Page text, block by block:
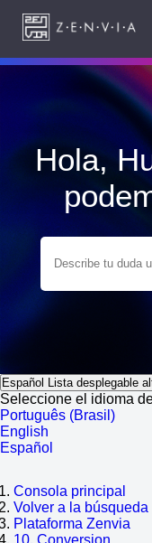
Hola,
Español Lista desplegable
Seleccione el idioma
Português (Brasil)
English
Español
Consola principal
Volver a la búsqueda
Plataforma Zenvia
10. Conversion